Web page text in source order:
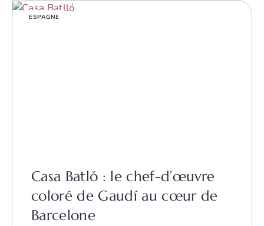
ESPAGNE
Casa Batló : le chef-d’œuvre
coloré de Gaudí au cœur de
Barcelone